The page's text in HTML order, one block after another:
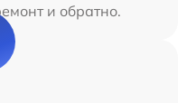
и обратно.